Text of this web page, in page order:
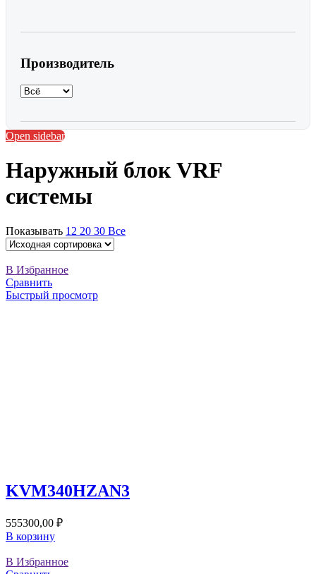
Производитель
Open sidebar
Наружный блок VRF
системы
Показывать 12 20 30 Все
В Избранное
Сравнить
Быстрый просмотр
KVM340HZAN3
555300,00 ₽
В корзину
В Избранное